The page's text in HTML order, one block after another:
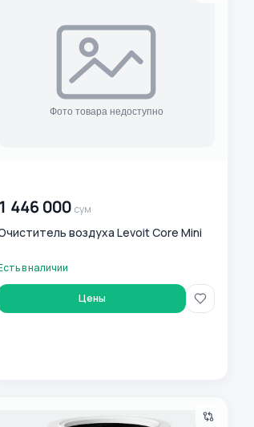
1 446 000 сум
воздуха Levoit Core Mini
в наличии
Цены